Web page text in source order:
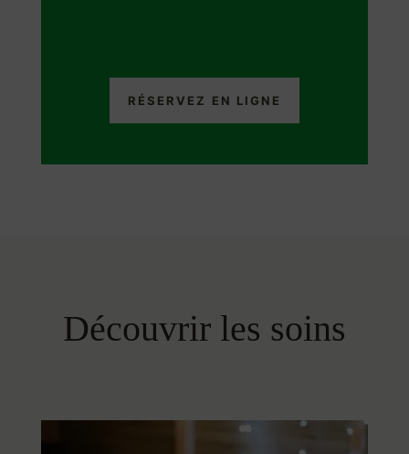
RÉSERVEZ EN LIGNE
Découvrir les soins